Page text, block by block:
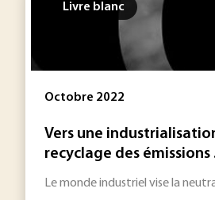
Livre blanc
Octobre 2022
Vers une
recyclage des émissions
Le monde industriel vise la